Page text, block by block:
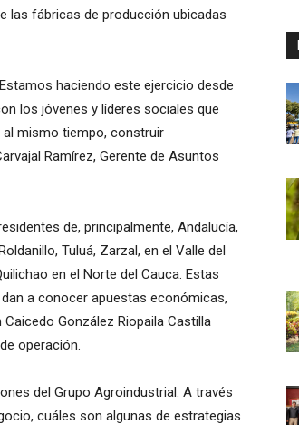
las fábricas de producción ubicadas
haciendo este ejercicio desde
los jóvenes y líderes sociales que
mismo tiempo, construir
Ramírez, Gerente de Asuntos
de, principalmente, Andalucía,
Tuluá, Zarzal, en el Valle del
en el Norte del Cauca. Estas
a conocer apuestas económicas,
González Riopaila Castilla
operación.
del Grupo Agroindustrial. A través
cuáles son algunas de estrategias